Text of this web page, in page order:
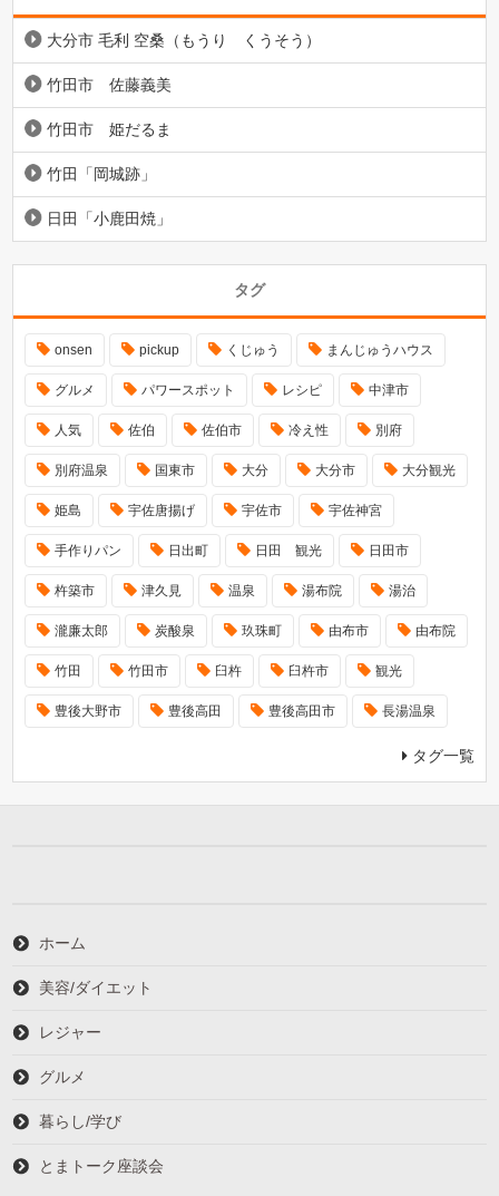
大分市 毛利 空桑（もうり くうそう）
竹田市 佐藤義美
竹田市 姫だるま
竹田「岡城跡」
日田「小鹿田焼」
タグ
onsen pickup くじゅう まんじゅうハウス
グルメ パワースポット レシピ 中津市
人気 佐伯 佐伯市 冷え性 別府
別府温泉 国東市 大分 大分市 大分観光
姫島 宇佐唐揚げ 宇佐市 宇佐神宮
手作りパン 日出町 日田 観光 日田市
杵築市 津久見 温泉 湯布院 湯治
瀧廉太郎 炭酸泉 玖珠町 由布市 由布院
竹田 竹田市 臼杵 臼杵市 観光
豊後大野市 豊後高田 豊後高田市 長湯温泉
タグ一覧
ホーム
美容/ダイエット
レジャー
グルメ
暮らし/学び
とまトーク座談会